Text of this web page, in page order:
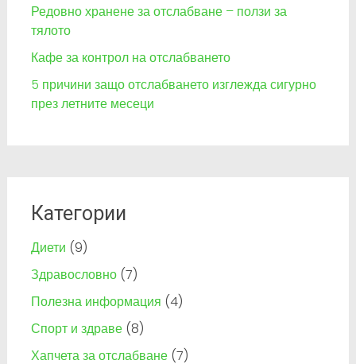
Редовно хранене за отслабване – ползи за
тялото
Кафе за контрол на отслабването
5 причини защо отслабването изглежда сигурно
през летните месеци
Категории
Диети (9)
Здравословно(7)
Полезна информация (4)
Спорт и здраве(8)
Хапчета за отслабване(7)